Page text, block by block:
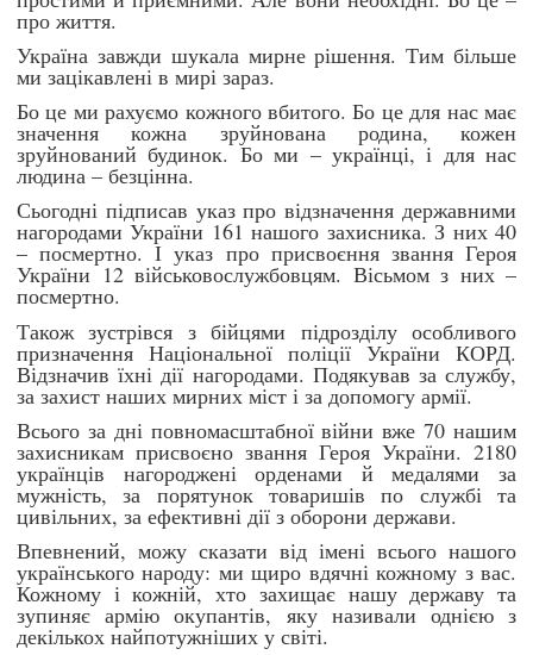
про життя.
Україна завжди шукала мирне рішення. Тим більше
ми зацікавлені в мирі зараз.
Бо це ми рахуємо кожного вбитого. Бо це для нас має
значення кожна зруйнована родина, кожен
зруйнований будинок. Бо ми – українці, і для нас
людина – безцінна.
Сьогодні підписав указ про відзначення державними
нагородами України 161 нашого захисника. З них 40
– посмертно. І указ про присвоєння звання Героя
України 12 військовослужбовцям. Вісьмом з них –
посмертно.
Також зустрівся з бійцями підрозділу особливого
призначення Національної поліції України КОРД.
Відзначив їхні дії нагородами. Подякував за службу,
за захист наших мирних міст і за допомогу армії.
Всього за дні повномасштабної війни вже 70 нашим
захисникам присвоєно звання Героя України. 2180
українців нагороджені орденами й медалями за
мужність, за порятунок товаришів по службі та
цивільних, за ефективні дії з оборони держави.
Впевнений, можу сказати від імені всього нашого
українського народу: ми щиро вдячні кожному з вас.
Кожному і кожній, хто захищає нашу державу та
зупиняє армію окупантів, яку називали однією з
декількох найпотужніших у світі.